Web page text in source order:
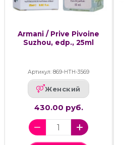
Armani / Prive Pivoine
Suzhou, edp., 25ml
Артикул: 869-НТН-3569
Женский
430.00 руб.